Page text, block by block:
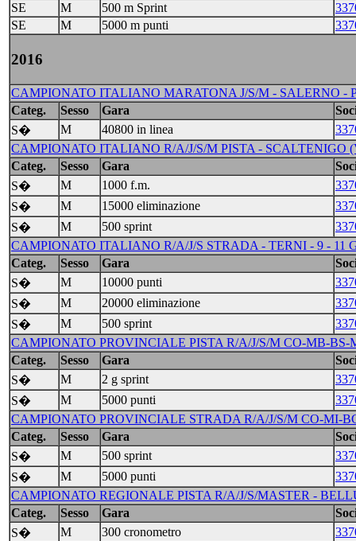
SE
M 500 m Sprint
SE
M 5000 m punti
2016
CAMPIONATO ITALIANO MARATONA J/S/M - SALERNO -
Categ.
Sesso Gara
S�
M 40800 in linea
CAMPIONATO ITALIANO R/A/J/S/M PISTA - SCALTENIGO
Categ.
Sesso Gara
S�
M 1000 f.m.
S�
M 15000 eliminazione
S�
M 500 sprint
CAMPIONATO ITALIANO R/A/J/S STRADA - TERNI - 9 - 11
Categ.
Sesso Gara
S�
M 10000 punti
S�
M 20000 eliminazione
S�
M 500 sprint
CAMPIONATO PROVINCIALE PISTA R/A/J/S/M CO-MB-
Categ.
Sesso Gara
S�
M 2 g sprint
S�
M 5000 punti
CAMPIONATO PROVINCIALE STRADA R/A/J/S/M CO-MI-
Categ.
Sesso Gara
S�
M 500 sprint
S�
M 5000 punti
CAMPIONATO REGIONALE PISTA R/A/J/S/MASTER -
Categ.
Sesso Gara
S�
M 300 cronometro